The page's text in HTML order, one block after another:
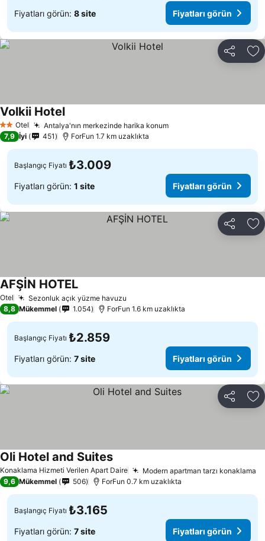
Fiyatları görün: 8 site Fiyatları görün
Paylaş
2 Yıldız
Otel Antalya'nın merkezinde harika konumFiyatları görün
Volkii HotelFiyatları görün
7,9 İyi 451 ForFun 1.7 km uzaklıkta
Başlangıç Fiyatı ₺3.009
Fiyatları görün: 1 site Fiyatları görün
Paylaş
Otel Sezonluk açık yüzme havuzu
AFŞİN HOTELFiyatları görün
8,8 Mükemmel 1.054 ForFun 1.6 km uzaklıkta
Başlangıç Fiyatı ₺2.859
Fiyatları görün: 7 site Fiyatları görün
Paylaş
Konaklama Hizmeti Verilen Apart Daire Modern apartman tarzı konaklama
Oli Hotel and SuitesFiyatları görün
9,6 Mükemmel 506 ForFun 0.7 km uzaklıkta
Başlangıç Fiyatı ₺3.165
Fiyatları görün: 7 site Fiyatları görün